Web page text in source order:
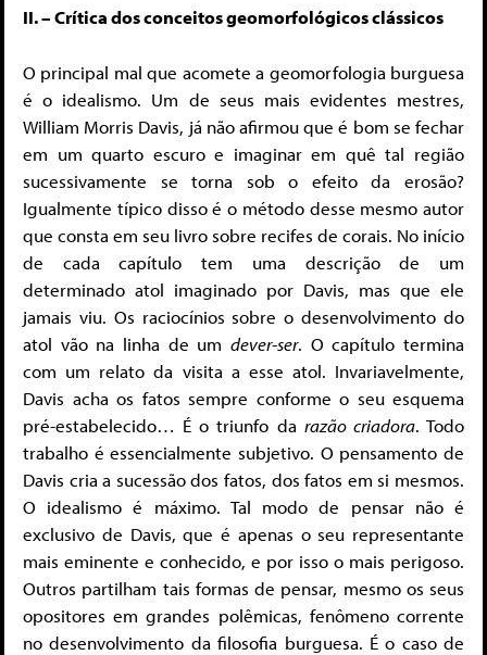
II. – Crítica dos conceitos geomorfológicos clássicos
O principal mal que acomete a geomorfologia burguesa
é o idealismo. Um de seus mais evidentes mestres,
William Morris Davis, já não afirmou que é bom se fechar
em um quarto escuro e imaginar em quê tal região
sucessivamente se torna sob o efeito da erosão?
Igualmente típico disso é o método desse mesmo autor
que consta em seu livro sobre recifes de corais. No início
de cada capítulo tem uma descrição de um
determinado atol imaginado por Davis, mas que ele
jamais viu. Os raciocínios sobre o desenvolvimento do
atol vão na linha de um dever-ser. O capítulo termina
com um relato da visita a esse atol. Invariavelmente,
Davis acha os fatos sempre conforme o seu esquema
pré-estabelecido… É o triunfo da razão criadora. Todo
trabalho é essencialmente subjetivo. O pensamento de
Davis cria a sucessão dos fatos, dos fatos em si mesmos.
O idealismo é máximo. Tal modo de pensar não é
exclusivo de Davis, que é apenas o seu representante
mais eminente e conhecido, e por isso o mais perigoso.
Outros partilham tais formas de pensar, mesmo os seus
opositores em grandes polêmicas, fenômeno corrente
no desenvolvimento da filosofia burguesa. É o caso de